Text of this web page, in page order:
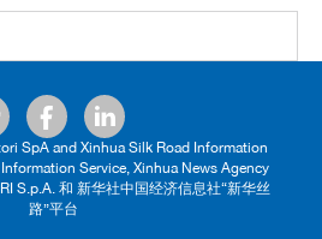
SpA and Xinhua Silk Road Information
Service, Xinhua News Agency
S.p.A. 和 新华社中国经济信息社“新华丝
路”平台